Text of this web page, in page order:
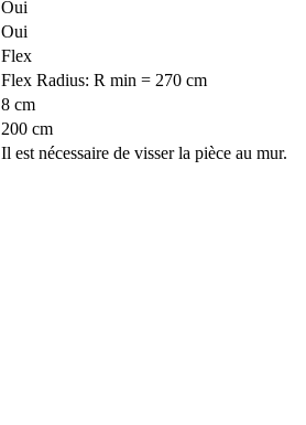
Oui
Oui
Flex
Flex Radius: R min = 270 cm
8 cm
200 cm
Il est nécessaire de visser la pièce au mur.